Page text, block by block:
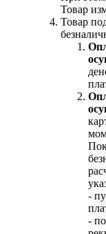
Товар
Товар
-
-